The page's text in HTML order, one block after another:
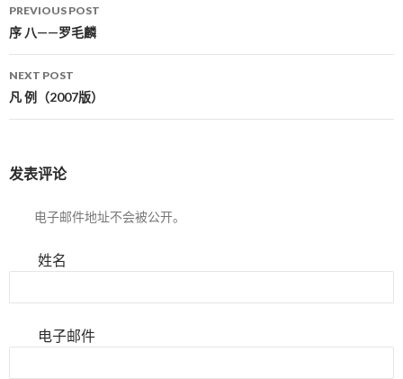
Post navigation
PREVIOUS POST
序 八——罗毛麟
NEXT POST
凡 例（2007版）
发表评论
电子邮件地址不会被公开。
姓名
电子邮件